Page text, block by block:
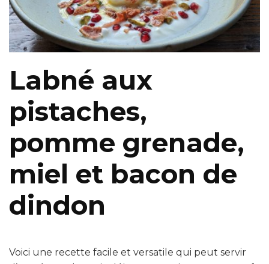
Labné aux
pistaches,
pomme grenade,
miel et bacon de
dindon
Voici une recette facile et versatile qui peut servir